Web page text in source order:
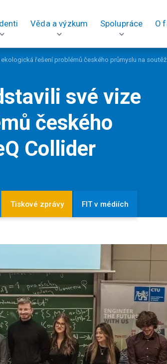
Věda a výzkum Spolupráce O
řešení problémů českého průmyslu na
své vize
českého
Collider
Tiskové zprávy FIT v médiích